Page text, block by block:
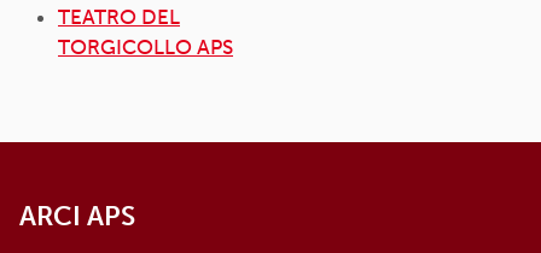
TEATRO DEL
TORGICOLLO APS
ARCI APS